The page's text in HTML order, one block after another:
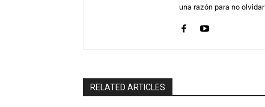
una razón para no olvidar
RELATED ARTICLES